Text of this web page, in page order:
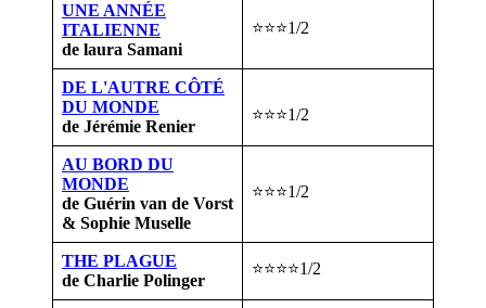
UNE ANNÉE
ITALIENNE
de laura Samani
⭐⭐⭐1/2
DE L'AUTRE CÔTÉ
DU MONDE
de Jérémie Renier
⭐⭐⭐1/2
AU BORD DU
MONDE
de Guérin van de Vorst
& Sophie Muselle
⭐⭐⭐1/2
THE PLAGUE
de Charlie Polinger
⭐⭐⭐⭐1/2